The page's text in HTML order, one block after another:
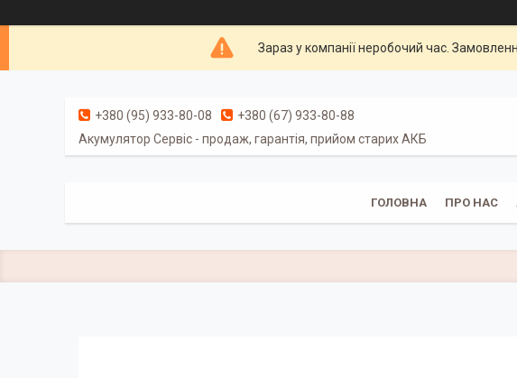
Зараз у компанії неробочий час.
+380 (95) 933-80-08
+380 (67) 933-80-88
Акумулятор Сервіс - продаж, гарантія, прийом старих АКБ
ГОЛОВНА ПРО НАС